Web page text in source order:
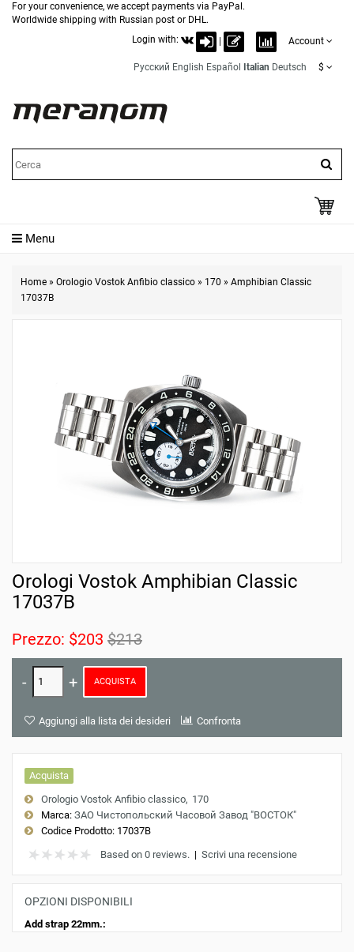
For your convenience, we accept payments via PayPal.
Worldwide shipping with Russian post or DHL.
Login with:
Account
Русский English Español Italian Deutsch $
Menu
Home » Orologio Vostok Anfibio classico » 170 » Amphibian Classic
17037B
Orologi Vostok Amphibian Classic
17037B
Prezzo: $203 $213
ACQUISTA
Aggiungi alla lista dei desideri Confronta
Acquista
Orologio Vostok Anfibio classico 170
Marca: ЗАО Чистопольский Часовой Завод "ВОСТОК"
Codice Prodotto: 17037B
Based on 0 reviews. | Scrivi una recensione
OPZIONI DISPONIBILI
Add strap 22mm.: